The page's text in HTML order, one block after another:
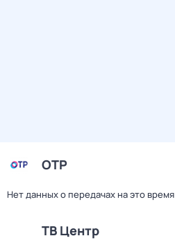
ОТР
Нет данных о передачах на это время
ТВ Центр